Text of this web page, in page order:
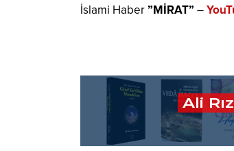
İslami Haber”MİRAT” –